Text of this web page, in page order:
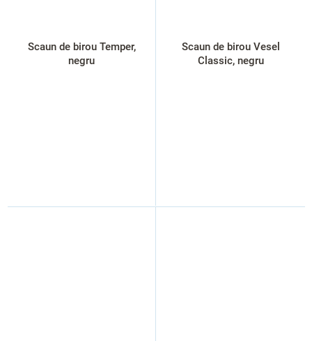
Scaun de birou Temper,
negru
Scaun de birou Vesel
Classic, negru